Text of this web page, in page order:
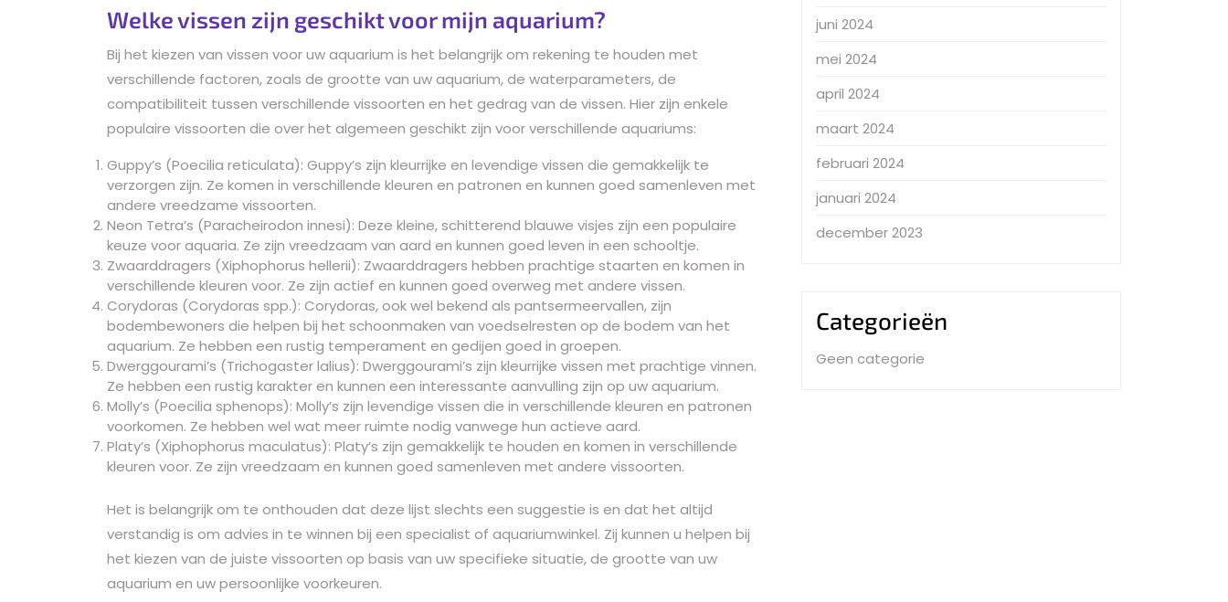
Welke vissen zijn geschikt voor mijn aquarium?
Bij het kiezen van vissen voor uw aquarium is het belangrijk om rekening te houden met
verschillende factoren, zoals de grootte van uw aquarium, de waterparameters, de
compatibiliteit tussen verschillende vissoorten en het gedrag van de vissen. Hier zijn enkele
populaire vissoorten die over het algemeen geschikt zijn voor verschillende aquariums:
Guppy’s (Poecilia reticulata): Guppy’s zijn kleurrijke en levendige vissen die gemakkelijk te
verzorgen zijn. Ze komen in verschillende kleuren en patronen en kunnen goed samenleven met
andere vreedzame vissoorten.
Neon Tetra’s (Paracheirodon innesi): Deze kleine, schitterend blauwe visjes zijn een populaire
keuze voor aquaria. Ze zijn vreedzaam van aard en kunnen goed leven in een schooltje.
Zwaarddragers (Xiphophorus hellerii): Zwaarddragers hebben prachtige staarten en komen in
verschillende kleuren voor. Ze zijn actief en kunnen goed overweg met andere vissen.
Corydoras (Corydoras spp.): Corydoras, ook wel bekend als pantsermeervallen, zijn
bodembewoners die helpen bij het schoonmaken van voedselresten op de bodem van het
aquarium. Ze hebben een rustig temperament en gedijen goed in groepen.
Dwerggourami’s (Trichogaster lalius): Dwerggourami’s zijn kleurrijke vissen met prachtige vinnen.
Ze hebben een rustig karakter en kunnen een interessante aanvulling zijn op uw aquarium.
Molly’s (Poecilia sphenops): Molly’s zijn levendige vissen die in verschillende kleuren en patronen
voorkomen. Ze hebben wel wat meer ruimte nodig vanwege hun actieve aard.
Platy’s (Xiphophorus maculatus): Platy’s zijn gemakkelijk te houden en komen in verschillende
kleuren voor. Ze zijn vreedzaam en kunnen goed samenleven met andere vissoorten.
Het is belangrijk om te onthouden dat deze lijst slechts een suggestie is en dat het altijd
verstandig is om advies in te winnen bij een specialist of aquariumwinkel. Zij kunnen u helpen bij
het kiezen van de juiste vissoorten op basis van uw specifieke situatie, de grootte van uw
aquarium en uw persoonlijke voorkeuren.
juni 2024
mei 2024
april 2024
maart 2024
februari 2024
januari 2024
december 2023
Categorieën
Geen categorie